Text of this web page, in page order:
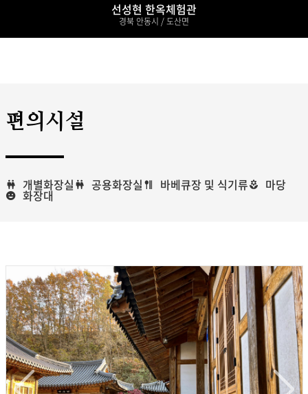
선성현 한옥체험관
경북 안동시 / 도산면
편의시설
개별화장실 공용화장실 바베큐장 및 식기류 마당
화장대